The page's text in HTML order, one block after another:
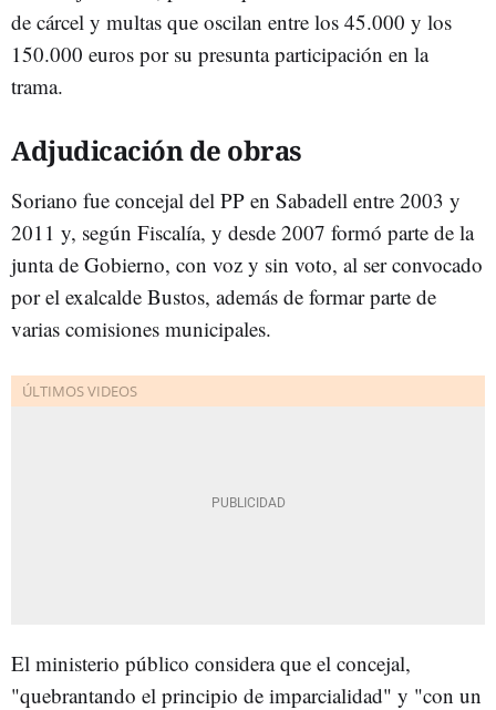
de cárcel y multas que oscilan entre los 45.000 y los
150.000 euros por su presunta participación en la
trama.
Adjudicación de obras
Soriano fue concejal del PP en Sabadell entre 2003 y
2011 y, según Fiscalía, y desde 2007 formó parte de la
junta de Gobierno, con voz y sin voto, al ser convocado
por el exalcalde Bustos, además de formar parte de
varias comisiones municipales.
El ministerio público considera que el concejal,
"quebrantando el principio de imparcialidad" y "con un